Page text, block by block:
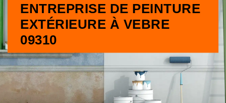
ENTREPRISE DE PEINTURE
EXTÉRIEURE À VEBRE
09310